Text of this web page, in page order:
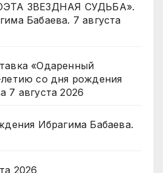
ЗВЕЗДНАЯ СУДЬБА».
Бабаева. 7 августа
«Одаренный
со дня рождения
7 августа 2026
Ибрагима Бабаева.
2026